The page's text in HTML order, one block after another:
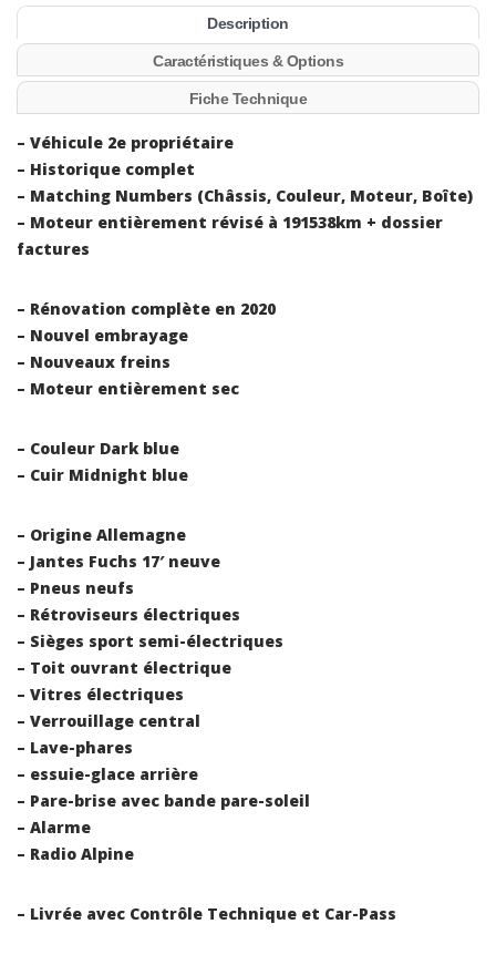
Description
Caractéristiques & Options
Fiche Technique
– Véhicule 2e propriétaire
– Historique complet
– Matching Numbers (Châssis, Couleur, Moteur, Boîte)
– Moteur entièrement révisé à 191538km + dossier
factures
– Rénovation complète en 2020
– Nouvel embrayage
– Nouveaux freins
– Moteur entièrement sec
– Couleur Dark blue
– Cuir Midnight blue
– Origine Allemagne
– Jantes Fuchs 17′ neuve
– Pneus neufs
– Rétroviseurs électriques
– Sièges sport semi-électriques
– Toit ouvrant électrique
– Vitres électriques
– Verrouillage central
– Lave-phares
– essuie-glace arrière
– Pare-brise avec bande pare-soleil
– Alarme
– Radio Alpine
– Livrée avec Contrôle Technique et Car-Pass